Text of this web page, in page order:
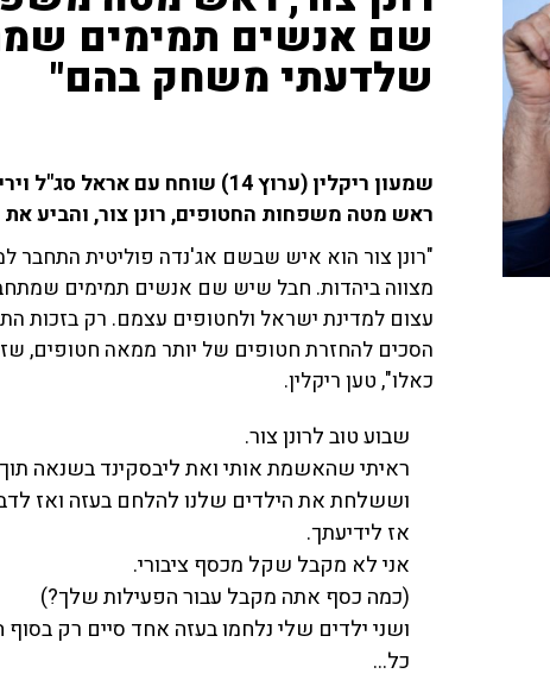
שם אנשים תמימים
שלדעתי משחק בהם"
שמעון ריקלין (ערוץ 14) שוחח
ראש מטה משפחות החטופים, רונן צור, והביע
"רונן צור הוא איש שבשם אג'נדה פוליטית התחבר
מצווה ביהדות. חבל שיש שם אנשים תמימים
עצום למדינת ישראל ולחטופים עצמם. רק בזכות
הסכים להחזרת חטופים של יותר ממאה חטופים, שזה
כאלו", טען ריקלין.
שבוע טוב לרונן צור.
ראיתי שהאשמת אותי ואת ליבסקינד בשנאה
וששלחת את הילדים שלנו להלחם בעזה ואז
אז לידיעתך.
אני לא מקבל שקל מכסף ציבורי.
(כמה כסף אתה מקבל עבור הפעילות שלך?)
ושני ילדים שלי נלחמו בעזה אחד סיים רק בסוף
כל…